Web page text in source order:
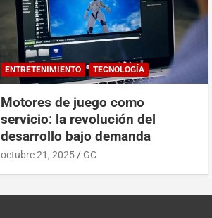
ENTRETENIMIENTO TECNOLOGÍA
Motores de juego como
servicio: la revolución del
desarrollo bajo demanda
octubre 21, 2025 GC